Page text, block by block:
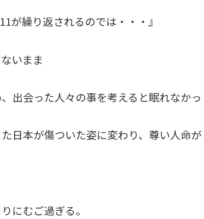
が繰り返されるのでは・・・』
いまま
出会った人々の事を考えると眠れなかっ
日本が傷ついた姿に変わり、尊い人命が
にむご過ぎる。